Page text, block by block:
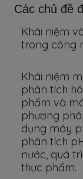
Các chủ đề
Khái niệm
trong công
Khái niệm
phân tích
phẩm và
phương
dụng máy
phân tích
nước, quá
thực phẩm.